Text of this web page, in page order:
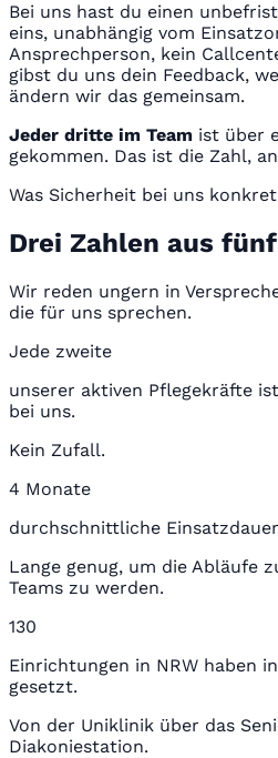
Bei uns hast du einen
eins, unabhängig vom
Ansprechperson, kein
gibst du uns dein Feedback,
ändern wir das gemeinsam.
Jeder dritte im Team ist über
gekommen. Das ist die Zahl,
Was Sicherheit bei uns
Drei Zahlen aus
Wir reden ungern in
die für uns sprechen.
Jede zweite
unserer aktiven Pflegekräfte
bei uns.
Kein Zufall.
4 Monate
durchschnittliche
Lange genug, um die Abläufe
Teams zu werden.
130
Einrichtungen in NRW haben
gesetzt.
Von der Uniklinik über das
Diakoniestation.